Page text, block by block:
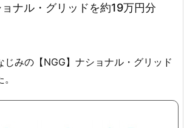
ョナル・グリッドを約19万円分
じみの【NGG】ナショナル・グリッド